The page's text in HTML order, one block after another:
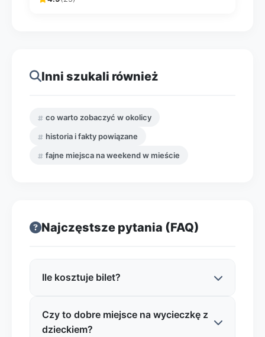
Inni szukali również
co warto zobaczyć w okolicy
historia i fakty powiązane
fajne miejsca na weekend w mieście
Najczęstsze pytania (FAQ)
Ile kosztuje bilet?
Cennik może się różnić w zależności od
wystaw i sezonu, ale w muzeach
Czy to dobre miejsce na wycieczkę z
dzieckiem?